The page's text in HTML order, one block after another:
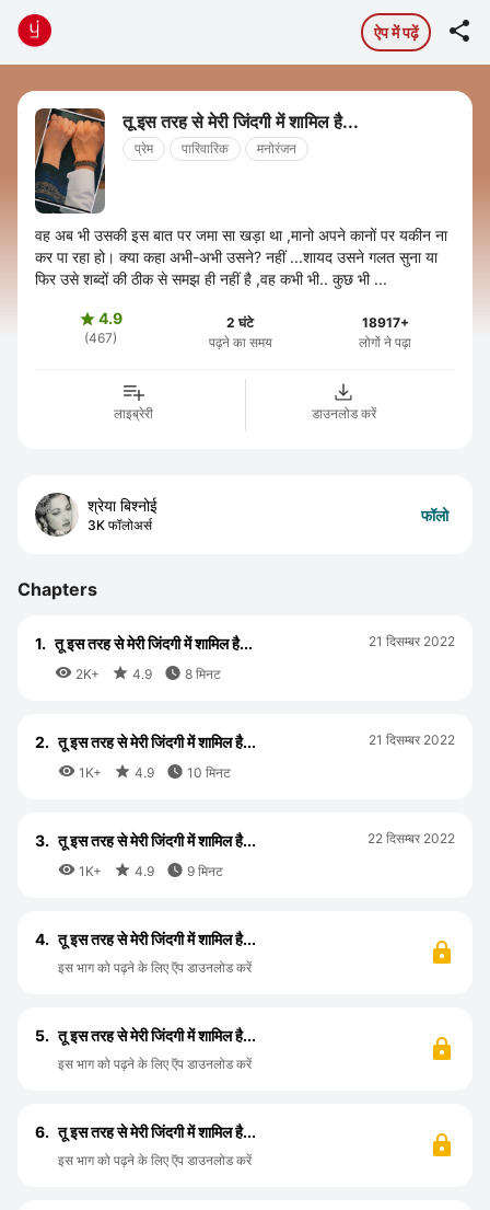
ऐप में पढ़ें 
तू इस तरह से मेरी जिंदगी में शामिल है...
प्रेम पारिवारिक मनोरंजन
वह अब भी उसकी इस बात पर जमा सा खड़ा था ,मानो अपने कानों पर यकीन ना
कर पा रहा हो। क्या कहा अभी-अभी उसने? नहीं ...शायद उसने गलत सुना या
फिर उसे शब्दों की ठीक से समझ ही नहीं है ,वह कभी भी.. कुछ भी ...
4.9
(467)
2 घंटे
पढ़ने का समय
18917+
लोगों ने पढ़ा
लाइब्रेरी डाउनलोड करें
श्रेया बिश्नोई
3K फॉलोअर्स
फॉलो
Chapters
1. तू इस तरह से मेरी जिंदगी में शामिल है...
 2K+  4.9  8 मिनट
21 दिसम्बर 2022
2. तू इस तरह से मेरी जिंदगी में शामिल है...
 1K+  4.9  10 मिनट
21 दिसम्बर 2022
3. तू इस तरह से मेरी जिंदगी में शामिल है...
 1K+  4.9  9 मिनट
22 दिसम्बर 2022
4. तू इस तरह से मेरी जिंदगी में शामिल है...
इस भाग को पढ़ने के लिए ऍप डाउनलोड करें
5. तू इस तरह से मेरी जिंदगी में शामिल है...
इस भाग को पढ़ने के लिए ऍप डाउनलोड करें
6. तू इस तरह से मेरी जिंदगी में शामिल है...
इस भाग को पढ़ने के लिए ऍप डाउनलोड करें